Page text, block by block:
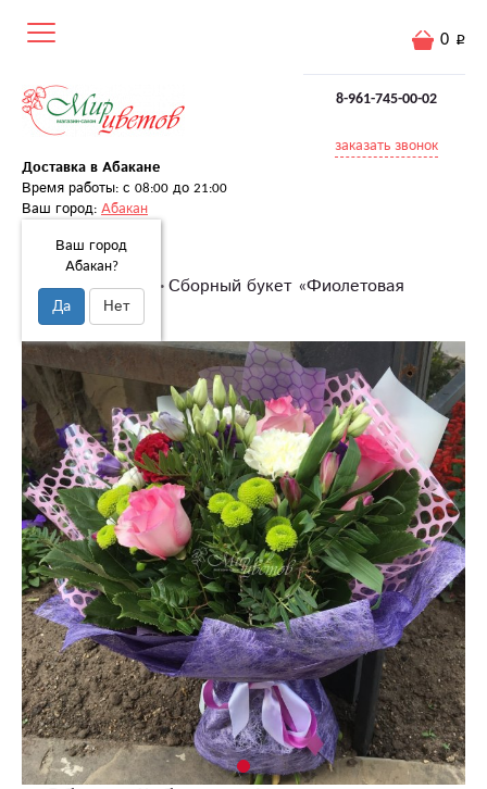
8-961-745-00-02
заказать звонок
Доставка в Абакане
Время работы: с 08:00 до 21:00
Ваш город: Абакан
Ваш город
Абакан?
Да Нет
0
Главная Букеты
Сборный букет «Фиолетовая
фантазия»